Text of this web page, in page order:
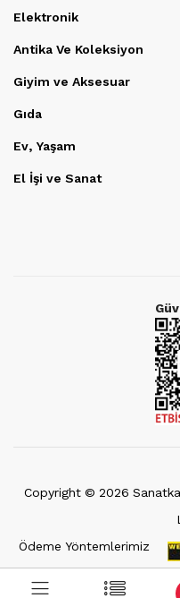
Elektronik
Antika Ve Koleksiyon
Giyim ve Aksesuar
Gıda
Ev, Yaşam
El İşi ve Sanat
Copyright © 2026
Ödeme Yöntemlerimiz